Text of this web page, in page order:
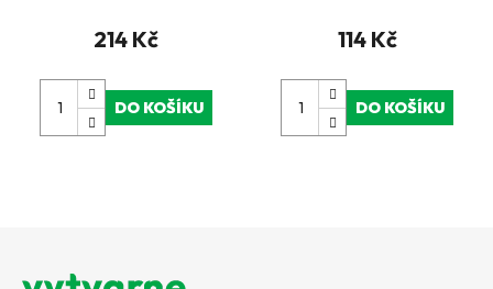
214 Kč
DO KOŠÍKU
114 Kč
DO KOŠÍKU